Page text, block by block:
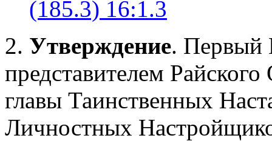
(185.3) 16:1.3
2. Утверждение. Первый
представителем
главы Таинственных
Личностных